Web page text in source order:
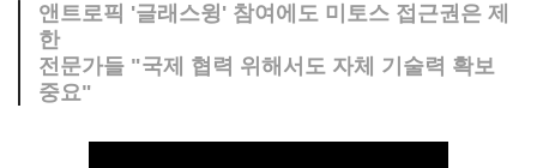
앤트로픽 '글래스윙' 참여에도 미토스 접근권은 제
한
전문가들 "국제 협력 위해서도 자체 기술력 확보
중요"